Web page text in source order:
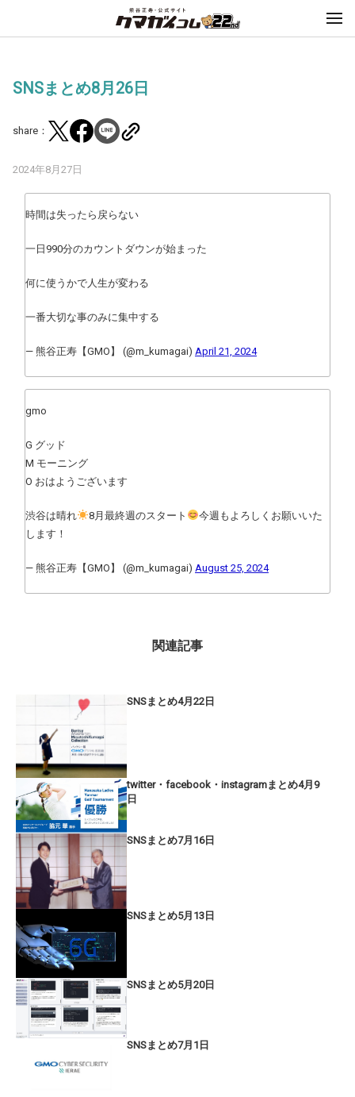
SNSまとめ8月26日
share：
2024年8月27日
時間は失ったら戻らない
一日990分のカウントダウンが始まった
何に使うかで人生が変わる
一番大切な事のみに集中する
— 熊谷正寿【GMO】 (@m_kumagai) April 21, 2024
gmo
G グッド
M モーニング
O おはようございます
渋谷は晴れ 8月最終週のスタート
今週もよろしくお願いいた
します！
— 熊谷正寿【GMO】 (@m_kumagai) August 25, 2024
関連記事
SNSまとめ4月22日
twitter・facebook・instagramまとめ4月9
日
SNSまとめ7月16日
SNSまとめ5月13日
SNSまとめ5月20日
SNSまとめ7月1日